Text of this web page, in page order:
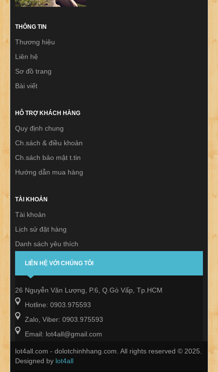
THÔNG TIN
Thương hiệu
Liên hệ
Sơ đồ trang
Bài viết
HỖ TRỢ KHÁCH HÀNG
Quy định chung
Ch.sách & điều khoản
Ch.sách bảo mật t.tin
Hướng dẫn mua hàng
TÀI KHOẢN
Tài khoản
Lịch sử đặt hàng
Danh sách yêu thích
Thư báo
LIÊN HỆ VỚI CHÚNG TÔI
26 Nguyễn Văn Lượng, P.6, Q.Gò Vấp, Tp.HCM
Hotline: 0903.975593
Zalo, Viber: 0903.975593
Email: lot4all@gmail.com
lot4all.com - dolotchinhhang.com. All rights reserved © 2025.
Designed by lot4all